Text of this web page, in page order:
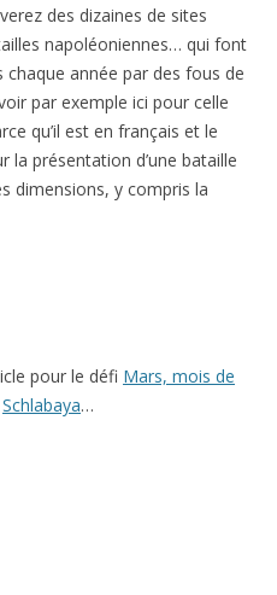
des dizaines de sites
napoléoniennes… qui font
année par des fous de
par exemple ici pour celle
qu’il est en français et le
la présentation d’une bataille
dimensions, y compris la
pour le défi Mars, mois de
Schlabaya…